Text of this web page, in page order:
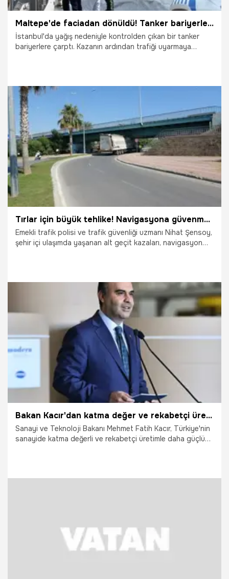
Maltepe'de faciadan dönüldü! Tanker bariyerlere çarptı, peş peşe kaza yaşandı
İstanbul'da yağış nedeniyle kontrolden çıkan bir tanker
bariyerlere çarptı. Kazanın ardından trafiği uyarmaya
14.07.2026 Gündem
Tırlar için büyük tehlike! Navigasyona güvenmek ciddi hataları getiriyor
Emekli trafik polisi ve trafik güvenliği uzmanı Nihat Şensoy,
şehir içi ulaşımda yaşanan alt geçit kazaları, navigasyon
Kimse bilerek ana yoldan çıkıp İzmit'in içindeki dar bir
sokağa girmez. Ancak navigasyon kullanan sürücüler
zaman zaman bu sistemler tarafından yanlış
yönlendirilebiliyor" dedi.
Kocaeli
Bakan Kacır'dan katma değer ve rekabetçi üretim vurgusu: 278 milyar dolara çıktı
Sanayi ve Teknoloji Bakanı Mehmet Fatih Kacır, Türkiye'nin
sanayide katma değerli ve rekabetçi üretimle daha güçlü
Türkiye hedefini, sanayimizin tüm sektörlerinde yüksek